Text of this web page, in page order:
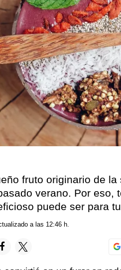
fruto originario de
verano. Por eso,
puede ser para
a las 12:46 h.